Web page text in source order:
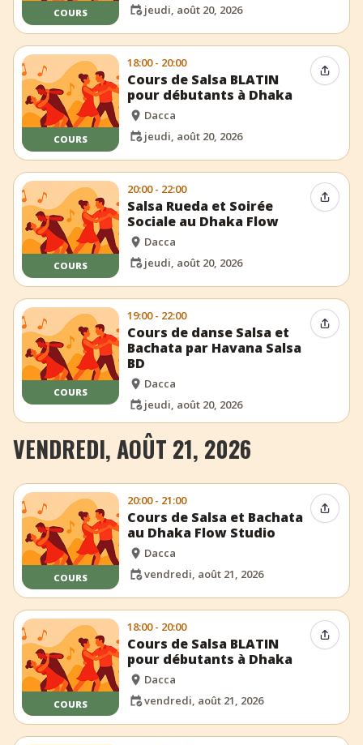
COURS
jeudi, août 20, 2026
COURS
18:00 - 20:00
Cours de Salsa BLATIN
pour débutants à Dhaka
Dacca
jeudi, août 20, 2026
COURS
20:00 - 22:00
Salsa Rueda et Soirée
Sociale au Dhaka Flow
Dacca
jeudi, août 20, 2026
COURS
19:00 - 22:00
Cours de danse Salsa et
Bachata par Havana Salsa
BD
Dacca
jeudi, août 20, 2026
VENDREDI, AOÛT 21, 2026
COURS
20:00 - 21:00
Cours de Salsa et Bachata
au Dhaka Flow Studio
Dacca
vendredi, août 21, 2026
COURS
18:00 - 20:00
Cours de Salsa BLATIN
pour débutants à Dhaka
Dacca
vendredi, août 21, 2026